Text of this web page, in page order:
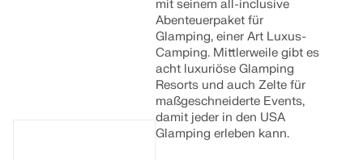
mit seinem all-inclusive
Abenteuerpaket für
Glamping, einer Art Luxus-
Camping. Mittlerweile gibt es
acht luxuriöse Glamping
Resorts und auch Zelte für
maßgeschneiderte Events,
damit jeder in den USA
Glamping erleben kann.